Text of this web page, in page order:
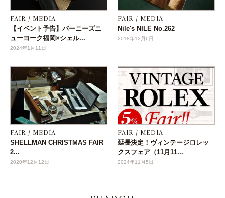
FAIR / MEDIA
【イベント予告】バーニーズニ
ューヨーク福岡×シェル...
2024年1月11日
FAIR / MEDIA
Nile's NILE No.262
2018年12月6日
FAIR / MEDIA
SHELLMAN CHRISTMAS FAIR
2...
2020年12月12日
FAIR / MEDIA
延長決定！ヴィンテージロレッ
クスフェア（11月11...
2024年11月5日